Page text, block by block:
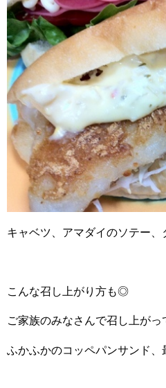
キャベツ、アマダイのソテー、
こんな召し上がり方も◎
ご家族のみなさんで召し上がっ
ふかふかのコッペパンサンド